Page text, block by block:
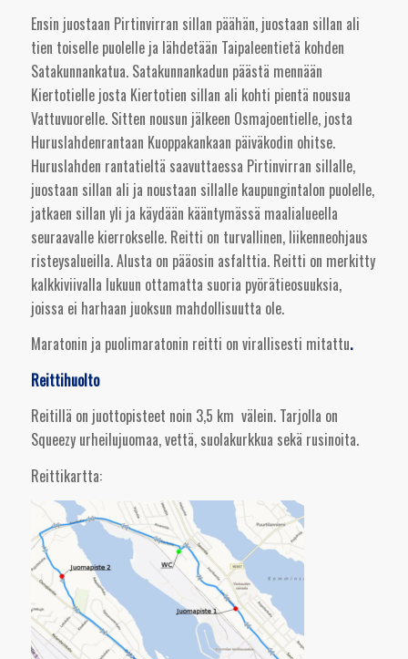
Ensin juostaan Pirtinvirran sillan päähän, juostaan sillan ali
tien toiselle puolelle ja lähdetään Taipaleentietä kohden
Satakunnankatua. Satakunnankadun päästä mennään
Kiertotielle josta Kiertotien sillan ali kohti pientä nousua
Vattuvuorelle. Sitten nousun jälkeen Osmajoentielle, josta
Huruslahdenrantaan Kuoppakankaan päiväkodin ohitse.
Huruslahden rantatieltä saavuttaessa Pirtinvirran sillalle,
juostaan sillan ali ja noustaan sillalle kaupungintalon puolelle,
jatkaen sillan yli ja käydään kääntymässä maalialueella
seuraavalle kierrokselle. Reitti on turvallinen, liikenneohjaus
risteysalueilla. Alusta on pääosin asfalttia. Reitti on merkitty
kalkkiviivalla lukuun ottamatta suoria pyörätieosuuksia,
joissa ei harhaan juoksun mahdollisuutta ole.
Maratonin ja puolimaratonin reitti on virallisesti mitattu.
Reittihuolto
Reitillä on juottopisteet noin 3,5 km välein. Tarjolla on
Squeezy urheilujuomaa, vettä, suolakurkkua sekä rusinoita.
Reittikartta: